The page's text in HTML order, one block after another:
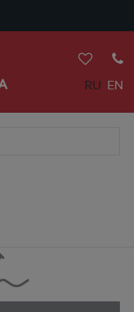
RU EN